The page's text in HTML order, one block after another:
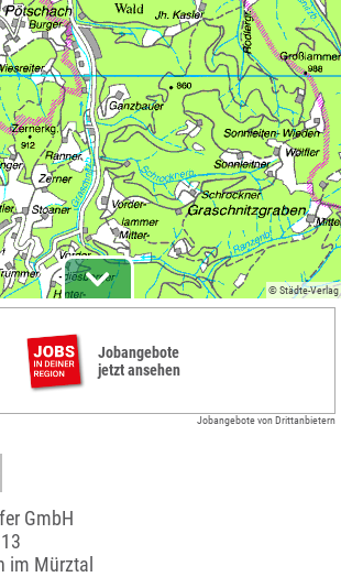
© Städte-Verlag
Jobangebote
jetzt ansehen
Jobangebote von Drittanbietern
GmbH
im Mürztal